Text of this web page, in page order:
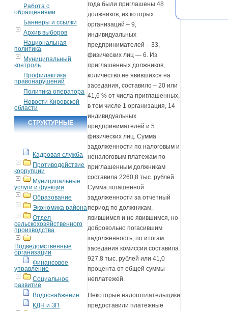
Работа с
обращениями
Баннеры и ссылки
Архив выборов
Национальная
политика
Муниципальный
контроль
Профилактика
правонарушений
Политика оператора
Новости Кировской
области
СТРУКТУРНЫЕ
Кадровая служба
Противодействие
коррупции
Муниципальные
услуги и функции
Образование
Экономика района
Отдел
сельскохозяйственного
производства
Подведомственные
организации
Финансовое
управление
Социальное
развитие
Водоснабжение
КДН и ЗП
года были приглашены 48
должников, из которых
организаций – 9,
индивидуальных
предпринимателей – 33,
физических лиц — 6. Из
приглашенных должников,
количество не явившихся на
заседания, составило – 20 или
41,6 % от числа приглашенных,
в том числе 1 организация, 14
индивидуальных
предпринимателей и 5
физических лиц. Сумма
задолженности по налоговым и
неналоговым платежам по
приглашенным должникам
составила 2260,8 тыс. рублей.
Сумма погашенной
задолженности за отчетный
период по должникам,
явившимся и не явившимся, но
добровольно погасившим
задолженность, по итогам
заседания комиссии составила
927,8 тыс. рублей или 41,0
процента от общей суммы
неплатежей.
Некоторые налогоплательщики
предоставили платежные